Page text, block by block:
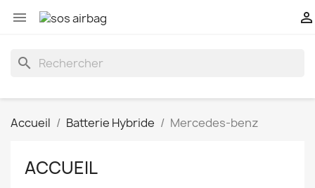
 
search
Accueil Batterie Hybride Mercedes-benz
ACCUEIL